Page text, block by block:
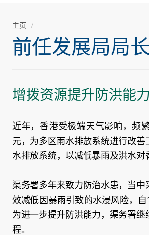
主页
前任发展局局
增拨资源提升防洪能力
近年，香港受极端天气影响，频
元，为多区雨水排放系统进行改
水排放系统，以减低暴雨及洪水对
渠务署多年来致力防治水患，当
效减低因暴雨引致的水浸风险，
为进一步提升防洪能力，渠务署
程。